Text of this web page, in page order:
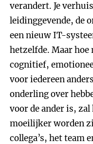
verandert. Je
leidinggevende, de
een nieuw IT-
hetzelfde. Maar hoe
cognitief,
voor iedereen
onderling over
voor de ander is,
moeilijker worden
collega’s, het team